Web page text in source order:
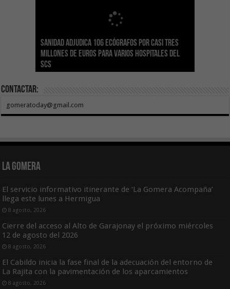
Sanidad adjudica 106 ecógrafos por casi tres
millones de euros para varios hospitales del
SCS
Gesplan logra la máxima puntuación en el
Índice de Transparencia de Canarias por cuarto
año consecutivo
El Gobierno canario concede ayudas del
POSEICAN-Pesca al sector por valor de 7,09 M€
tras aumentar las cuantías
Transición Ecológica coordina con Ashotel su
adhesión a la Red de Refugios Climáticos de
Canarias
Visocan incorpora 170 pisos a su parque de
vivienda protegida en régimen de alquiler
asequible de Tenerife
Sanidad refuerza la capacidad diagnóstica de
los centros de salud con el impulso de la
ecografía clínica
Contactar:
gomeratoday@gmail.com
La Gomera
El servicio informativo itinerante de ‘La Gomera Acompaña’
llega este lunes a Hermigua
8 agosto, 2026
Cierre del acceso al Alto de Garajonay el próximo miércoles
12 de agosto del 2026
8 agosto, 2026
El Cabildo inicia la fase final de la adecuación del entorno de
La Rajita con la pavimentación de los aparcamientos
8 agosto, 2026